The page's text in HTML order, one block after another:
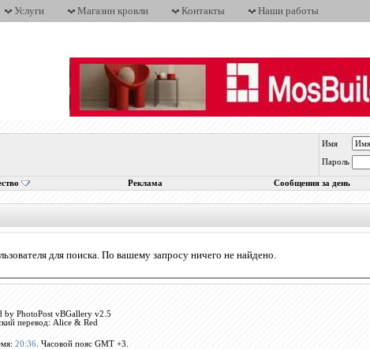
Услуги Магазин кровли Контакты Наши работы
Имя
Пароль
Реклама Сообщения за день
для поиска. По вашему запросу ничего не найдено.
by PhotoPost vBGallery v2.5
перевод: Alice & Red
20:36. Часовой пояс GMT +3.